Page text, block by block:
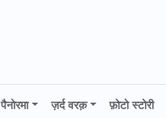
पैनोरमा ज़र्द वरक़ फ़ोटो स्टोरी